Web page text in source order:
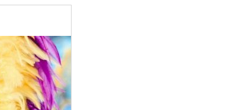
que você tire o máximo proveito desta data,
amigos no clima mais carnavalesco possíveis.